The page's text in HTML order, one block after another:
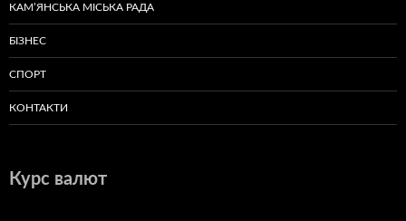
КАМ’ЯНСЬКА МІСЬКА РАДА
БІЗНЕС
СПОРТ
КОНТАКТИ
Курс валют